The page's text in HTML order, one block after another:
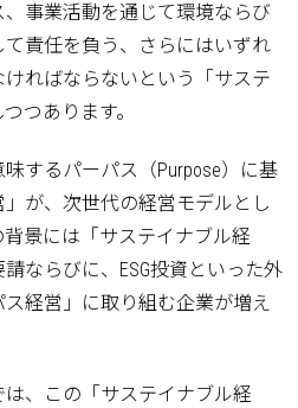
事業活動を通じて環境ならび
責任を負う、さらにはいずれ
ればならないという「サステ
つあります。
するパーパス（Purpose）に基
が、次世代の経営モデルとし
景には「サステイナブル経
ならびに、ESG投資といった外
経営」に取り組む企業が増え
、この「サステイナブル経